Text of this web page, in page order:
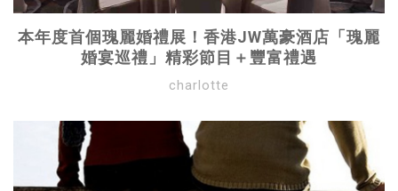
本年度首個瑰麗婚禮展！香港JW萬豪酒店「瑰麗
婚宴巡禮」精彩節目＋豐富禮遇
charlotte